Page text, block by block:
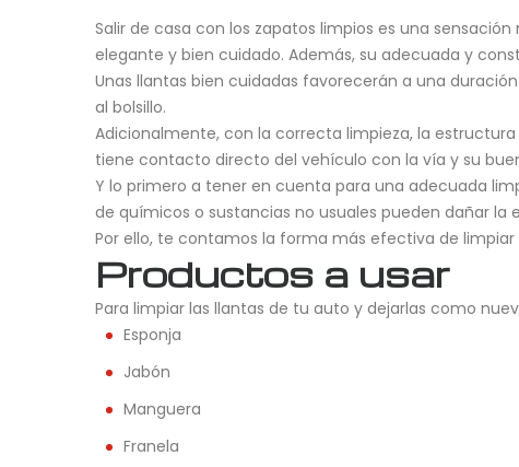
Salir de casa con los zapatos limpios es una
elegante y bien cuidado. Además, su adecuada y
Unas llantas bien cuidadas favorecerán a una
al bolsillo.
Adicionalmente, con la correcta limpieza, la
tiene contacto directo del vehículo con la vía y su
Y lo primero a tener en cuenta para una adecuada
de químicos o sustancias no usuales pueden dañar
Por ello, te contamos la forma más efectiva de
Productos a usar
Para limpiar las llantas de tu auto y dejarlas como
Esponja
Jabón
Manguera
Franela